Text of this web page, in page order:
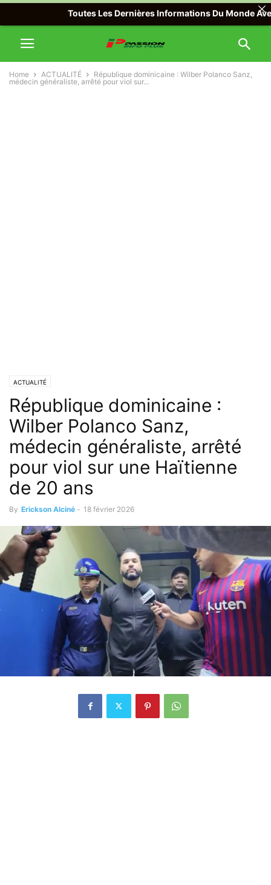
Home ACTUALITÉ
République dominicaine : Wilber Polanco Sanz,
médecin généraliste, arrêté pour viol sur...
ACTUALITÉ
République dominicaine :
Wilber Polanco Sanz,
médecin généraliste, arrêté
pour viol sur une Haïtienne
de 20 ans
By Erickson Alciné - 18 février 2026
Toutes Les Dernières Informations Du Monde Avec